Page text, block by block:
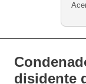
disidente